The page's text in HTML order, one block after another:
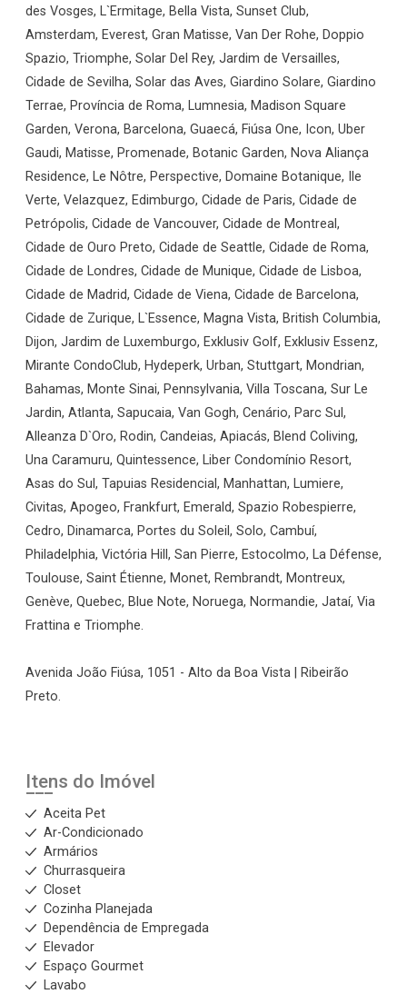
des Vosges, L`Ermitage, Bella Vista, Sunset Club,
Amsterdam, Everest, Gran Matisse, Van Der Rohe, Doppio
Spazio, Triomphe, Solar Del Rey, Jardim de Versailles,
Cidade de Sevilha, Solar das Aves, Giardino Solare, Giardino
Terrae, Província de Roma, Lumnesia, Madison Square
Garden, Verona, Barcelona, Guaecá, Fiúsa One, Icon, Uber
Gaudi, Matisse, Promenade, Botanic Garden, Nova Aliança
Residence, Le Nôtre, Perspective, Domaine Botanique, Ile
Verte, Velazquez, Edimburgo, Cidade de Paris, Cidade de
Petrópolis, Cidade de Vancouver, Cidade de Montreal,
Cidade de Ouro Preto, Cidade de Seattle, Cidade de Roma,
Cidade de Londres, Cidade de Munique, Cidade de Lisboa,
Cidade de Madrid, Cidade de Viena, Cidade de Barcelona,
Cidade de Zurique, L`Essence, Magna Vista, British Columbia,
Dijon, Jardim de Luxemburgo, Exklusiv Golf, Exklusiv Essenz,
Mirante CondoClub, Hydeperk, Urban, Stuttgart, Mondrian,
Bahamas, Monte Sinai, Pennsylvania, Villa Toscana, Sur Le
Jardin, Atlanta, Sapucaia, Van Gogh, Cenário, Parc Sul,
Alleanza D`Oro, Rodin, Candeias, Apiacás, Blend Coliving,
Una Caramuru, Quintessence, Liber Condomínio Resort,
Asas do Sul, Tapuias Residencial, Manhattan, Lumiere,
Civitas, Apogeo, Frankfurt, Emerald, Spazio Robespierre,
Cedro, Dinamarca, Portes du Soleil, Solo, Cambuí,
Philadelphia, Victória Hill, San Pierre, Estocolmo, La Défense,
Toulouse, Saint Étienne, Monet, Rembrandt, Montreux,
Genève, Quebec, Blue Note, Noruega, Normandie, Jataí, Via
Frattina e Triomphe.
Avenida João Fiúsa, 1051 - Alto da Boa Vista | Ribeirão
Preto.
Itens do Imóvel
Aceita Pet
Ar-Condicionado
Armários
Churrasqueira
Closet
Cozinha Planejada
Dependência de Empregada
Elevador
Espaço Gourmet
Lavabo